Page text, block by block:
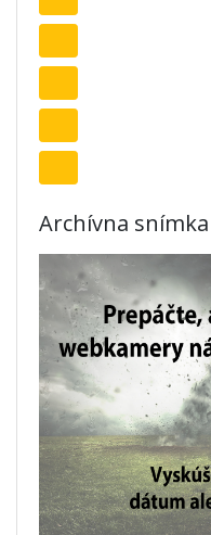
Archívna snímka